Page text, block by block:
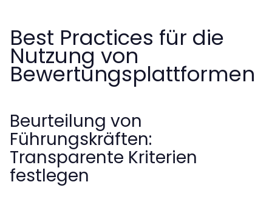
Best Practices für die
Nutzung von
Bewertungsplattformen
Beurteilung von
Führungskräften:
Transparente Kriterien
festlegen